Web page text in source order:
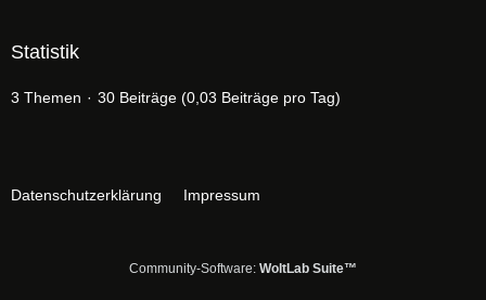
Statistik
3 Themen 30 Beiträge (0,03 Beiträge pro Tag)
Datenschutzerklärung Impressum
Community-Software: WoltLab Suite™